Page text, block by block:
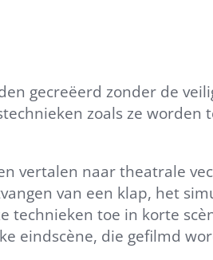
gecreëerd zonder de
zoals ze worden
vertalen naar theatrale
van een klap, het
technieken toe in korte
eindscène, die gefilmd